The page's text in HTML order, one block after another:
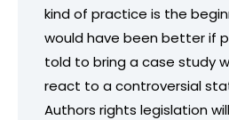
kind of practice is the
would have been better if
told to bring a case study
react to a controversial
Authors rights legislation